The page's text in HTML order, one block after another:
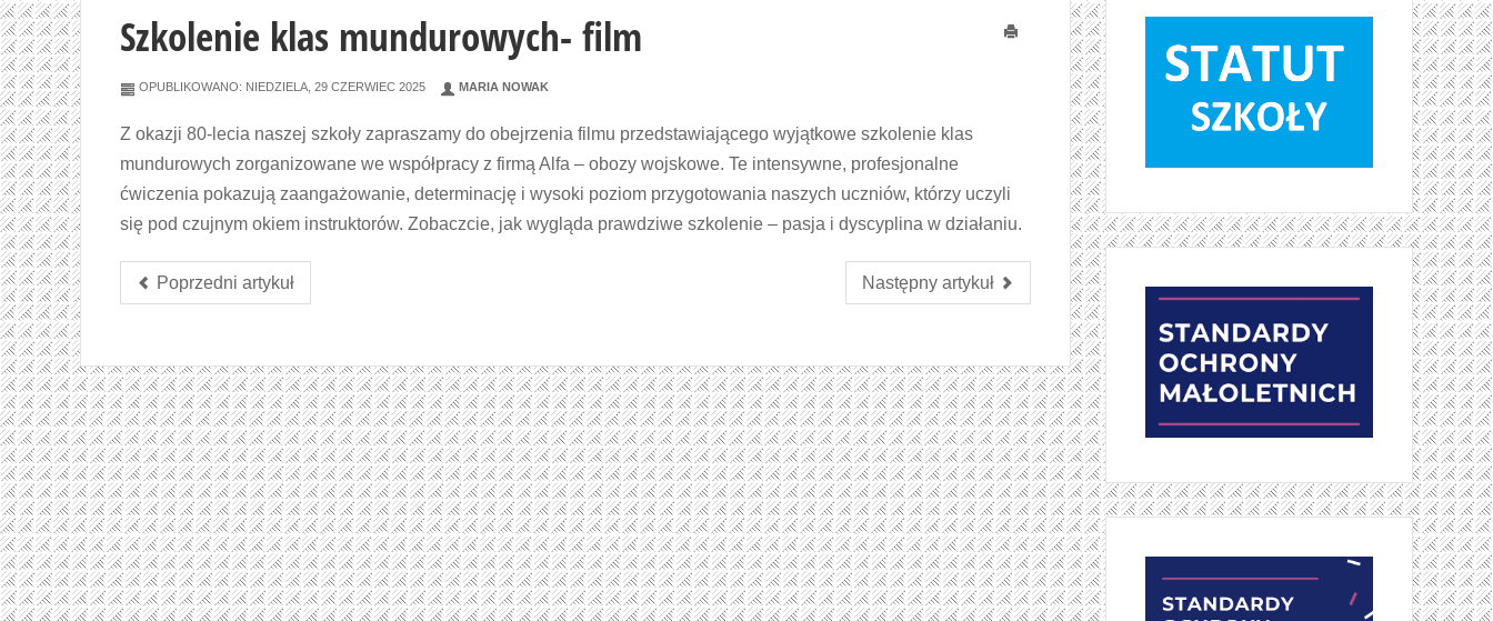
Szkolenie klas mundurowych- film
OPUBLIKOWANO: NIEDZIELA, 29 CZERWIEC 2025 MARIA NOWAK
Z okazji 80-lecia naszej szkoły zapraszamy do obejrzenia filmu przedstawiającego wyjątkowe szkolenie klas
mundurowych zorganizowane we współpracy z firmą Alfa – obozy wojskowe. Te intensywne, profesjonalne
ćwiczenia pokazują zaangażowanie, determinację i wysoki poziom przygotowania naszych uczniów, którzy uczyli
się pod czujnym okiem instruktorów. Zobaczcie, jak wygląda prawdziwe szkolenie – pasja i dyscyplina w działaniu.
Poprzedni artykuł Następny artykuł